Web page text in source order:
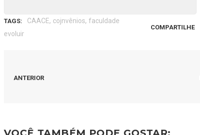
TAGS: CAACE, cojnvênios, faculdade
evoluir
COMPARTILHE
ANTERIOR